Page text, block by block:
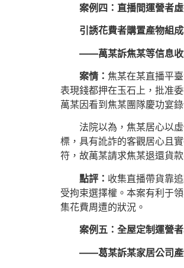
案例四：直播間運營者
引誘花費者購置產物組
——萬某訴焦某等信息收
案情： 焦某在某直播平
表現錢都押在玉石上，批准
萬某因看到焦某團隊慶功宴
法院以為，焦某居心以
標，具有訛詐的客觀居心且
符，故萬某請求焦某退還貨
點評： 收集直播帶貨靠
受拘束選擇權。本案有利于
集花費周遭的狀況。
案例五：全屋定制運營
——葛某訴某家居公司產